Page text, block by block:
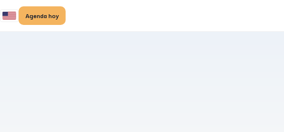
Agenda hoy